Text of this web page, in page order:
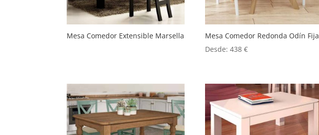
Mesa Comedor Extensible Marsella
Mesa Comedor Redonda Odín Fija
Desde:438€